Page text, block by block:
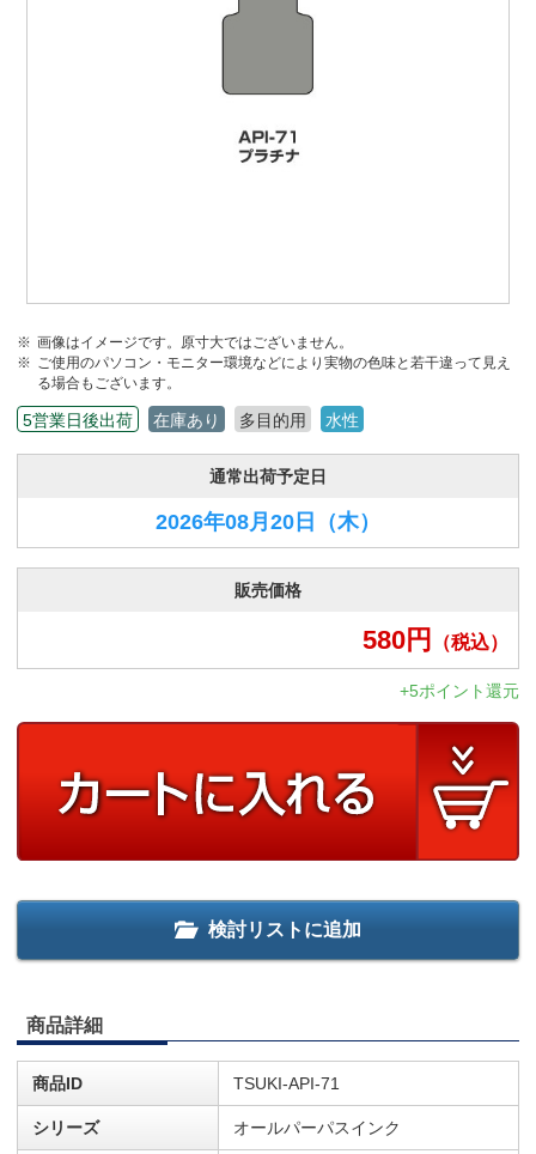
画像はイメージです。原寸大ではございません。
ご使用のパソコン・モニター環境などにより実物の色味と若干違って見え
る場合もございます。
5営業日後出荷 在庫あり 多目的用 水性
通常出荷予定日
2026年08月20日 （木）
販売価格
580円 （税込）
+5ポイント還元
検討リストに追加
商品詳細
商品ID TSUKI-API-71
シリーズ オールパーパスインク